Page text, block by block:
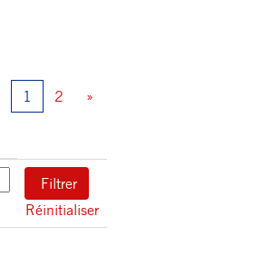
1 2 »
Réinitialiser